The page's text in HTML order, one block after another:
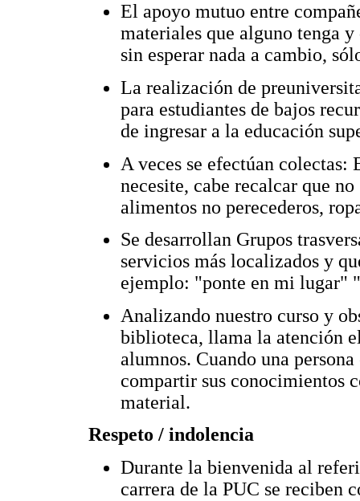
El apoyo mutuo entre
materiales que alguno tenga
sin esperar nada a cambio,
La realización de
para estudiantes de bajos
de ingresar a la educación
A veces se efectúan colectas:
necesite, cabe recalcar que
alimentos no perecederos,
Se desarrollan Grupos
servicios más localizados y
ejemplo: "ponte en mi lugar"
Analizando nuestro curso y
biblioteca, llama la atención
alumnos. Cuando una
compartir sus conocimientos
material.
Respeto / indolencia
Durante la bienvenida al
carrera de la PUC se reciben